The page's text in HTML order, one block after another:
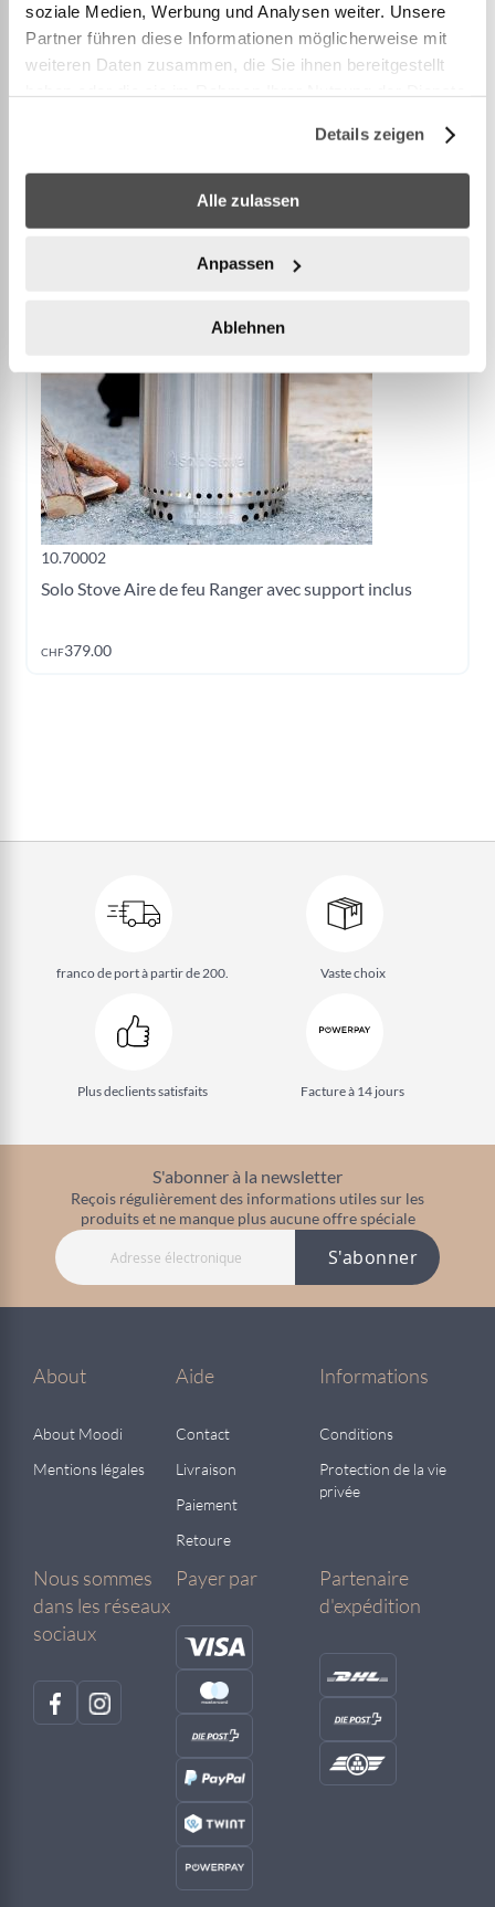
soziale Medien, Werbung und Analysen weiter. Unsere
Partner führen diese Informationen möglicherweise mit
weiteren Daten zusammen, die Sie ihnen bereitgestellt
Details zeigen
Alle zulassen
Anpassen
Ablehnen
10.70002
Solo Stove Aire de feu Ranger avec support inclus
CHF379.00
franco de port à partir de 200. Vaste choix
Plus declients satisfaits Facture à 14 jours
S'abonner à la newsletter
Reçois régulièrement des informations utiles sur les
produits et ne manque plus aucune offre spéciale
S'abonner
About
About Moodi
Mentions légales
Aide
Contact
Livraison
Paiement
Retoure
Informations
Conditions
Protection de la vie
privée
Nous sommes
dans les réseaux
sociaux
Payer par
Partenaire
d'expédition